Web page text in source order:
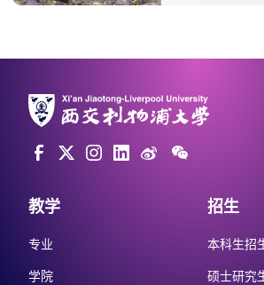
教学
专业
学院
招生
本科生招
硕士研究